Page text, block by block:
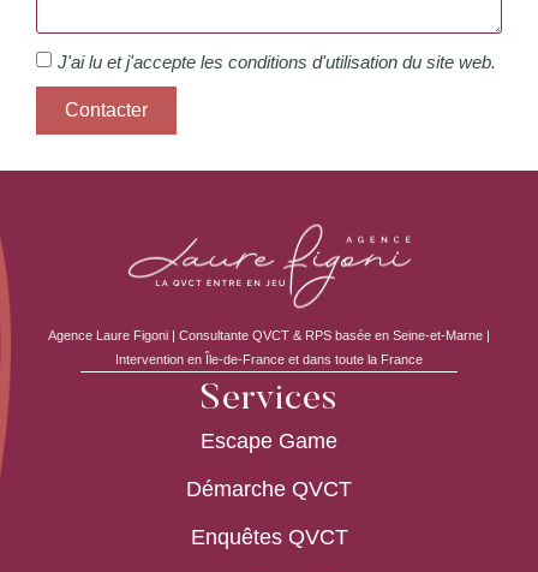
J'ai lu et j'accepte les conditions d'utilisation du site web.
Contacter
Agence Laure Figoni | Consultante QVCT & RPS basée en Seine-et-Marne |
Intervention en Île-de-France et dans toute la France
Services
Escape Game
Démarche QVCT
Enquêtes QVCT